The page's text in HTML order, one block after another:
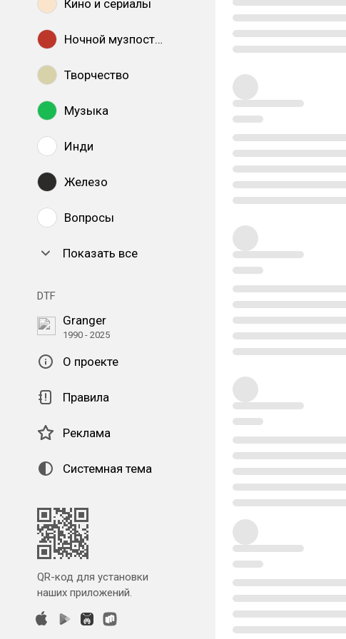
Кино и сериалы
Ночной музпостинг
Творчество
Музыка
Инди
Железо
Вопросы
Показать все
DTF
Granger
1990 - 2025
О проекте
Правила
Реклама
Системная тема
QR-код для установки
наших приложений.